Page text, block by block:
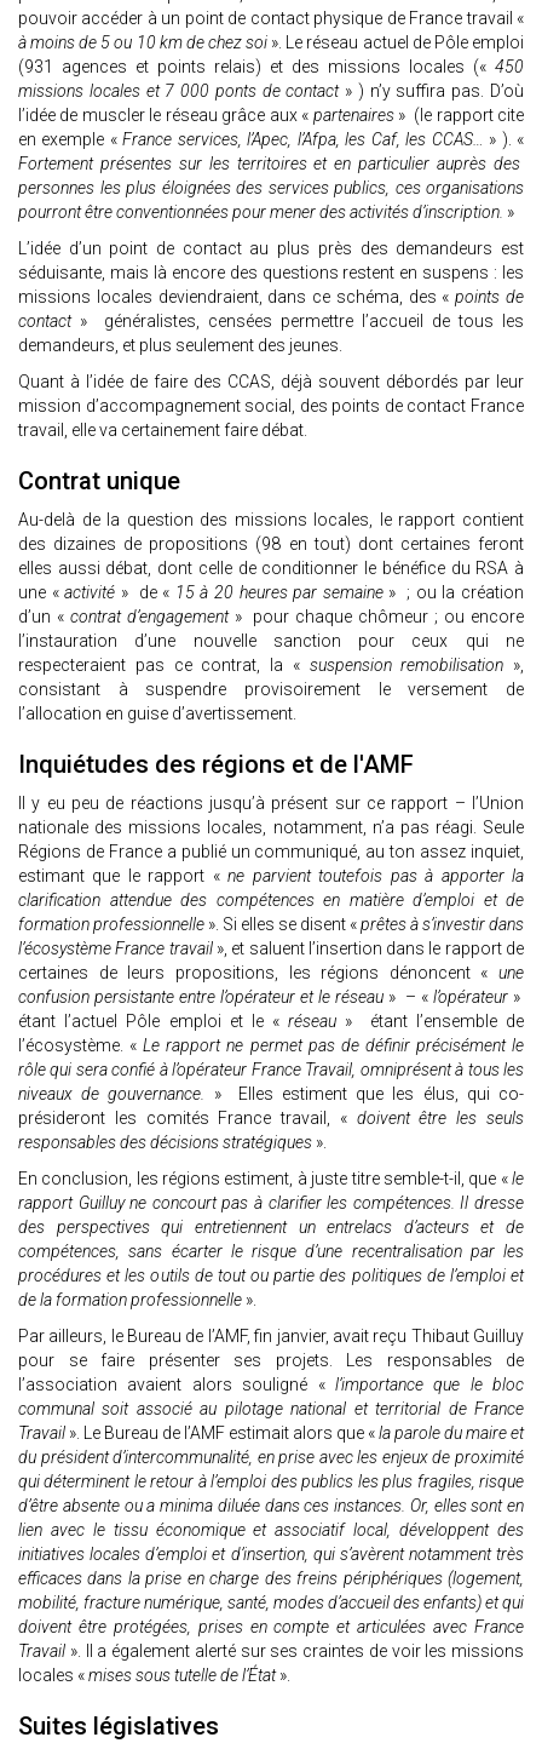
pouvoir accéder à un point de contact physique de France travail «
à moins de 5 ou 10 km de chez soi ». Le réseau actuel de Pôle emploi
(931 agences et points relais) et des missions locales (« 450
missions locales et 7 000 ponts de contact» ) n’y suffira pas. D’où
l’idée de muscler le réseau grâce aux « partenaires » (le rapport cite
en exemple «France services, l’Apec, l’Afpa, les Caf, les CCAS… » ). «
Fortement présentes sur les territoires et en particulier auprès des
personnes les plus éloignées des services publics, ces organisations
pourront être conventionnées pour mener des activités d’inscription. »
L’idée d’un point de contact au plus près des demandeurs est
séduisante, mais là encore des questions restent en suspens : les
missions locales deviendraient, dans ce schéma, des «points de
contact » généralistes, censées permettre l’accueil de tous les
demandeurs, et plus seulement des jeunes.
Quant à l’idée de faire des CCAS, déjà souvent débordés par leur
mission d’accompagnement social, des points de contact France
travail, elle va certainement faire débat.
Contrat unique
Au-delà de la question des missions locales, le rapport contient
des dizaines de propositions (98 en tout) dont certaines feront
elles aussi débat, dont celle de conditionner le bénéfice du RSA à
une «activité » de « 15 à 20 heures par semaine » ; ou la création
d’un « contrat d’engagement» pour chaque chômeur ; ou encore
l’instauration d’une nouvelle sanction pour ceux qui ne
respecteraient pas ce contrat, la « suspension remobilisation »,
consistant à suspendre provisoirement le versement de
l’allocation en guise d’avertissement.
Inquiétudes des régions et de l'AMF
Il y eu peu de réactions jusqu’à présent sur ce rapport – l’Union
nationale des missions locales, notamment, n’a pas réagi. Seule
Régions de France a publié un communiqué, au ton assez inquiet,
estimant que le rapport «ne parvient toutefois pas à apporter la
clarification attendue des compétences en matière d’emploi et de
formation professionnelle ». Si elles se disent «prêtes à s’investir dans
l’écosystème France travail », et saluent l’insertion dans le rapport de
certaines de leurs propositions, les régions dénoncent « une
confusion persistante entre l’opérateur et le réseau » – « l’opérateur »
étant l’actuel Pôle emploi et le «réseau » étant l’ensemble de
l’écosystème. «Le rapport ne permet pas de définir précisément le
rôle qui sera confié à l’opérateur France Travail, omniprésent à tous les
niveaux de gouvernance. » Elles estiment que les élus, qui co-
présideront les comités France travail, « doivent être les seuls
responsables des décisions stratégiques ».
En conclusion, les régions estiment, à juste titre semble-t-il, que «le
rapport Guilluy ne concourt pas à clarifier les compétences. Il dresse
des perspectives qui entretiennent un entrelacs d’acteurs et de
compétences, sans écarter le risque d’une recentralisation par les
procédures et les outils de tout ou partie des politiques de l’emploi et
de la formation professionnelle ».
Par ailleurs, le Bureau de l’AMF, fin janvier, avait reçu Thibaut Guilluy
pour se faire présenter ses projets. Les responsables de
l’association avaient alors souligné «l’importance que le bloc
communal soit associé au pilotage national et territorial de France
Travail ». Le Bureau de l’AMF estimait alors que «la parole du maire et
du président d’intercommunalité, en prise avec les enjeux de proximité
qui déterminent le retour à l’emploi des publics les plus fragiles, risque
d’être absente ou a minima diluée dans ces instances. Or, elles sont en
lien avec le tissu économique et associatif local, développent des
initiatives locales d’emploi et d’insertion, qui s’avèrent notamment très
efficaces dans la prise en charge des freins périphériques (logement,
mobilité, fracture numérique, santé, modes d’accueil des enfants) et qui
doivent être protégées, prises en compte et articulées avec France
Travail ». Il a également alerté sur ses craintes de voir les missions
locales «mises sous tutelle de l’État».
Suites législatives